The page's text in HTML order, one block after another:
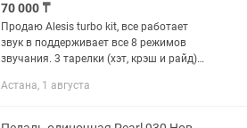
70 000 ₸
Продаю Alesis turbo kit, все работает
звук в поддерживает все 8 режимов
звучания. 3 тарелки (хэт, крэш и райд),
рабочее, есть выход на наушники и
Астана, 1 августа